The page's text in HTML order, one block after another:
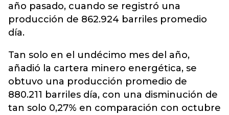
año pasado, cuando se registró una
producción de 862.924 barriles promedio
día.
Tan solo en el undécimo mes del año,
añadió la cartera minero energética, se
obtuvo una producción promedio de
880.211 barriles día, con una disminución de
tan solo 0,27% en comparación con octubre